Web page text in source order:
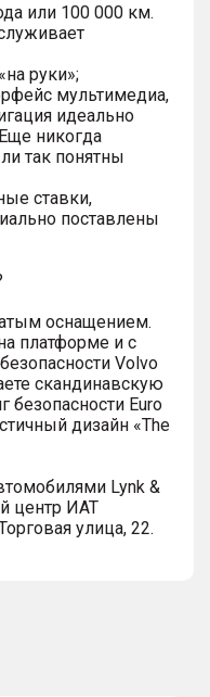
или 100 000 км.
руки»;
мультимедиа,
идеально
никогда
так понятны
ставки,
поставлены
оснащением.
платформе и с
Volvo
скандинавскую
безопасности Euro
дизайн «The
Lynk &
центр ИАТ
улица, 22.